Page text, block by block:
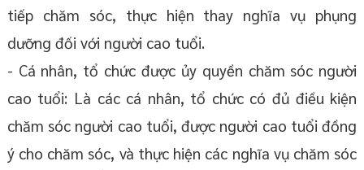
tiếp chăm sóc, thực hiện thay nghĩa vụ phụng
dưỡng đối với người cao tuổi.
- Cá nhân, tổ chức được ủy quyền chăm sóc người
cao tuổi: Là các cá nhân, tổ chức có đủ điều kiện
chăm sóc người cao tuổi, được người cao tuổi đồng
ý cho chăm sóc, và thực hiện các nghĩa vụ chăm sóc